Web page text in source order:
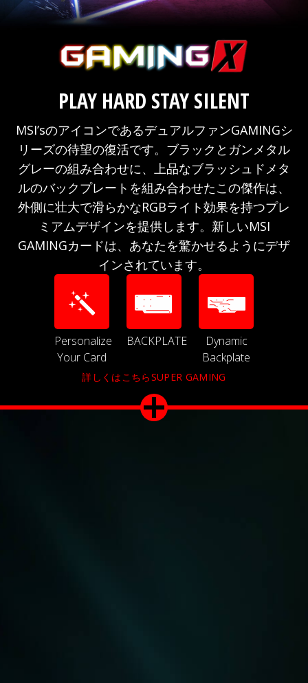
PLAY HARD STAY SILENT
MSI’sのアイコンであるデュアルファンGAMINGシ
リーズの待望の復活です。ブラックとガンメタル
グレーの組み合わせに、上品なブラッシュドメタ
ルのバックプレートを組み合わせたこの傑作は、
外側に壮大で滑らかなRGBライト効果を持つプレ
ミアムデザインを提供します。新しいMSI
GAMINGカードは、あなたを驚かせるようにデザ
インされています。
Personalize
Your Card
BACKPLATE
Dynamic
Backplate
詳しくはこちらSUPER GAMING